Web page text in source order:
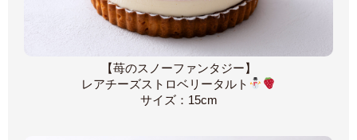
【苺のスノーファンタジー】
レアチーズストロベリータルト
サイズ：15cm